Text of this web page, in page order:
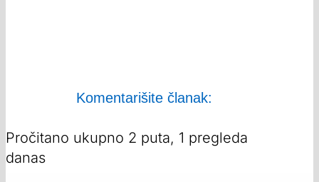
Komentarišite članak:
Pročitano ukupno 2 puta, 1 pregleda
danas